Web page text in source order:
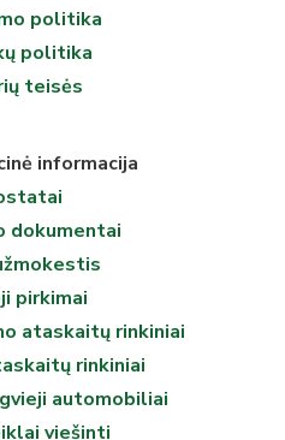
politika
politika
teisės
informacija
dokumentai
pirkimai
ataskaitų rinkiniai
rinkiniai
automobiliai
viešinti